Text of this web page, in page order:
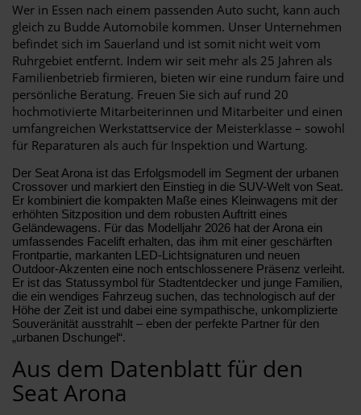
Wer in Essen nach einem passenden Auto sucht, kann auch
gleich zu Budde Automobile kommen. Unser Unternehmen
befindet sich im Sauerland und ist somit nicht weit vom
Ruhrgebiet entfernt. Indem wir seit mehr als 25 Jahren als
Familienbetrieb firmieren, bieten wir eine rundum faire und
persönliche Beratung. Freuen Sie sich auf rund 20
hochmotivierte Mitarbeiterinnen und Mitarbeiter und einen
umfangreichen Werkstattservice der Meisterklasse – sowohl
für Reparaturen als auch für Inspektion und Wartung.
Der Seat Arona ist das Erfolgsmodell im Segment der urbanen
Crossover und markiert den Einstieg in die SUV-Welt von Seat.
Er kombiniert die kompakten Maße eines Kleinwagens mit der
erhöhten Sitzposition und dem robusten Auftritt eines
Geländewagens. Für das Modelljahr 2026 hat der Arona ein
umfassendes Facelift erhalten, das ihm mit einer geschärften
Frontpartie, markanten LED-Lichtsignaturen und neuen
Outdoor-Akzenten eine noch entschlossenere Präsenz verleiht.
Er ist das Statussymbol für Stadtentdecker und junge Familien,
die ein wendiges Fahrzeug suchen, das technologisch auf der
Höhe der Zeit ist und dabei eine sympathische, unkomplizierte
Souveränität ausstrahlt – eben der perfekte Partner für den
„urbanen Dschungel“.
Aus dem Datenblatt für den
Seat Arona